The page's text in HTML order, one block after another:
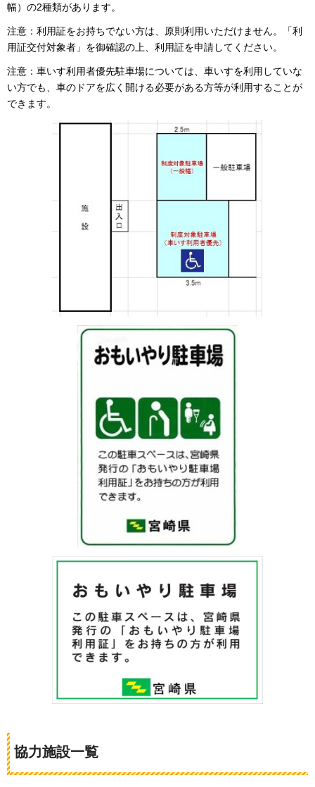
幅）の2種類があります。
注意：利用証をお持ちでない方は、原則利用いただけません。「利
用証交付対象者」を御確認の上、利用証を申請してください。
注意：車いす利用者優先駐車場については、車いすを利用していな
い方でも、車のドアを広く開ける必要がある方等が利用することが
できます。
協力施設一覧